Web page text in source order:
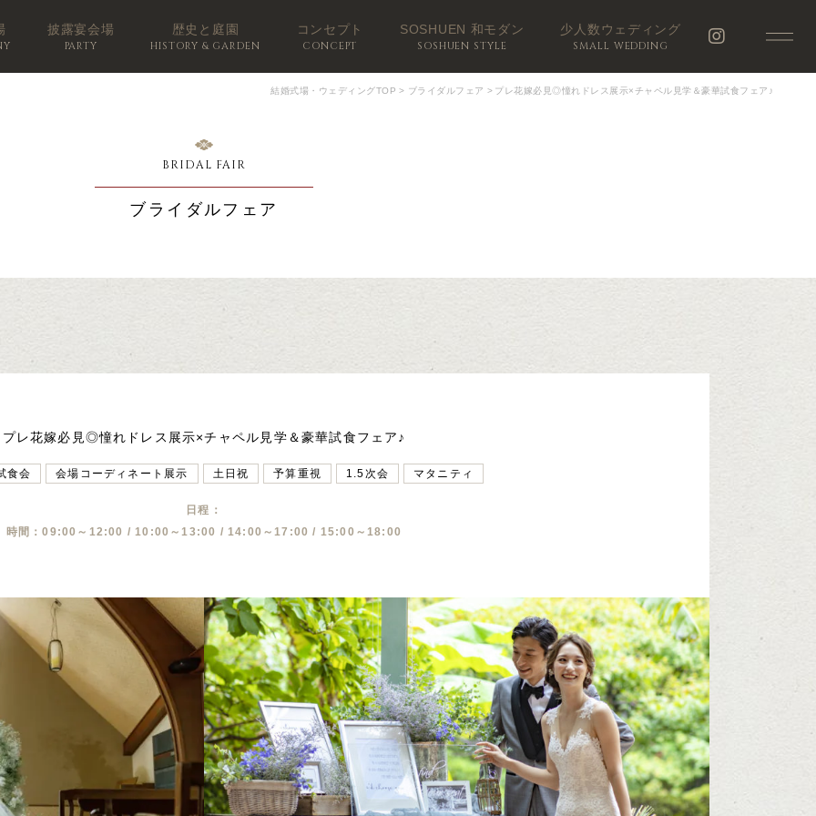
披露宴会場
PARTY
歴史と庭園
HISTORY & GARDEN
コンセプト
CONCEPT
SOSHUEN 和モダン
SOSHUEN STYLE
少人数ウェディング
SMALL WEDDING
結婚式場・ウェディングTOP > ブライダルフェア > プレ花嫁必見◎憧れドレス展示×チャペル見学＆豪華試食フェア♪
BRIDAL FAIR
ブライダルフェア
プレ花嫁必見◎憧れドレス展示×チャペル見学＆豪華試食フェア♪
食会 会場コーディネート展示 土日祝 予算重視 1.5次会 マタニティ
日程：
時間：09:00～12:00 / 10:00～13:00 / 14:00～17:00 / 15:00～18:00